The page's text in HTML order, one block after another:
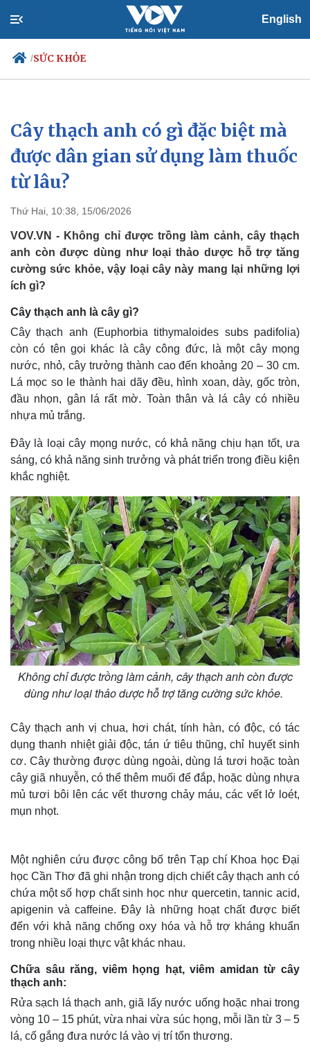
English
/SỨC KHỎE
Chính trị
Đảng
Tổ chức nhân sự
Quốc hội
Xã hội
Tin 24h
Dự báo thời tiết
Cây thạch anh có gì đặc biệt mà
được dân gian sử dụng làm thuốc
từ lâu?
Thứ Hai, 10:38, 15/06/2026
VOV.VN - Không chỉ được trồng làm cảnh, cây thạch
anh còn được dùng như loại thảo dược hỗ trợ tăng
cường sức khỏe, vậy loại cây này mang lại những lợi
ích gì?
Cây thạch anh là cây gì?
Cây thạch anh (Euphorbia tithymaloides subs padifolia)
còn có tên gọi khác là cây công đức, là một cây mọng
nước, nhỏ, cây trưởng thành cao đến khoảng 20 – 30 cm.
Lá mọc so le thành hai dãy đều, hình xoan, dày, gốc tròn,
đầu nhọn, gân lá rất mờ. Toàn thân và lá cây có nhiều
nhựa mủ trắng.
Đây là loại cây mọng nước, có khả năng chịu hạn tốt, ưa
sáng, có khả năng sinh trưởng và phát triển trong điều kiện
khắc nghiệt.
Không chỉ được trồng làm cảnh, cây thạch anh còn được
dùng như loại thảo dược hỗ trợ tăng cường sức khỏe.
Cây thạch anh vị chua, hơi chát, tính hàn, có độc, có tác
dụng thanh nhiệt giải độc, tán ứ tiêu thũng, chỉ huyết sinh
cơ. Cây thường được dùng ngoài, dùng lá tươi hoặc toàn
cây giã nhuyễn, có thể thêm muối để đắp, hoặc dùng nhựa
mủ tươi bôi lên các vết thương chảy máu, các vết lở loét,
mụn nhọt.
Một nghiên cứu được công bố trên Tạp chí Khoa học Đại
học Cần Thơ đã ghi nhận trong dịch chiết cây thạch anh có
chứa một số hợp chất sinh học như quercetin, tannic acid,
apigenin và caffeine. Đây là những hoạt chất được biết
đến với khả năng chống oxy hóa và hỗ trợ kháng khuẩn
trong nhiều loại thực vật khác nhau.
Chữa sâu răng, viêm họng hạt, viêm amidan từ cây
thạch anh:
Rửa sạch lá thạch anh, giã lấy nước uống hoặc nhai trong
vòng 10 – 15 phút, vừa nhai vừa súc họng, mỗi lần từ 3 – 5
lá, cố gắng đưa nước lá vào vị trí tổn thương.